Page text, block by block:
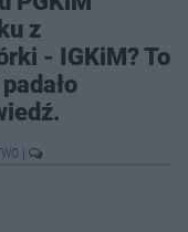
z
- IGKiM? To